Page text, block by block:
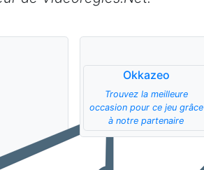
Okkazeo
Trouvez la meilleure
occasion pour ce jeu grâce
à notre partenaire